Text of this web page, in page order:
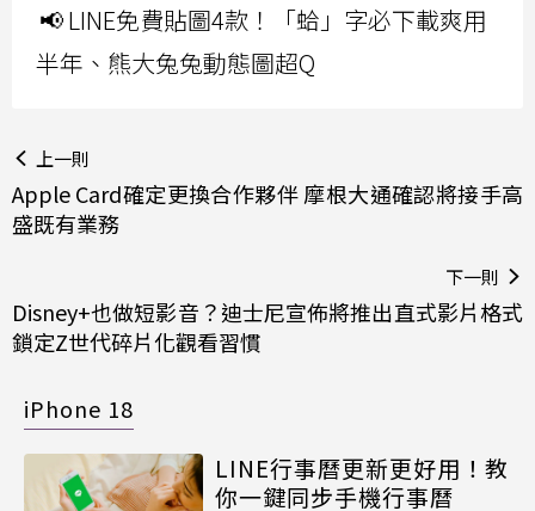
📢 LINE免費貼圖4款！「蛤」字必下載爽用
半年、熊大兔兔動態圖超Q
上一則
Apple Card確定更換合作夥伴 摩根大通確認將接手高
盛既有業務
下一則
Disney+也做短影音？迪士尼宣佈將推出直式影片格式
鎖定Z世代碎片化觀看習慣
iPhone 18
LINE行事曆更新更好用！教
你一鍵同步手機行事曆